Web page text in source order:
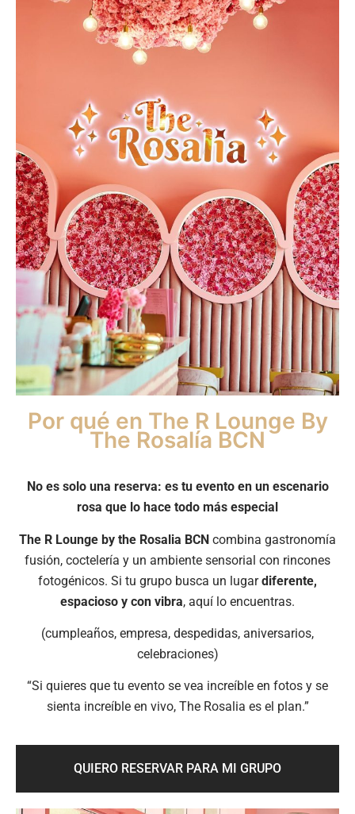
Por qué en The R Lounge By
The Rosalía BCN
No es solo una reserva: es tu evento en un escenario
rosa que lo hace todo más especial
The R Lounge by the Rosalia BCN combina gastronomía
fusión, coctelería y un ambiente sensorial con rincones
fotogénicos. Si tu grupo busca un lugardiferente,
espacioso y con vibra, aquí lo encuentras.
(cumpleaños, empresa, despedidas, aniversarios,
celebraciones)
“Si quieres que tu evento se vea increíble en fotos y se
sienta increíble en vivo, The Rosalia es el plan.”
QUIERO RESERVAR PARA MI GRUPO